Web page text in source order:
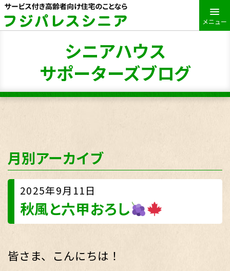
メニュー
シニアハウス
サポーターズブログ
月別アーカイブ
2025年9月11日
秋風と六甲おろし
皆さま、こんにちは！